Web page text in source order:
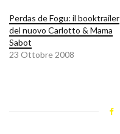
Perdas de Fogu: il booktrailer
del nuovo Carlotto & Mama
Sabot
23 Ottobre 2008